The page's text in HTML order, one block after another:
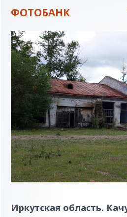
ФОТОБАНК
Иркутская область.